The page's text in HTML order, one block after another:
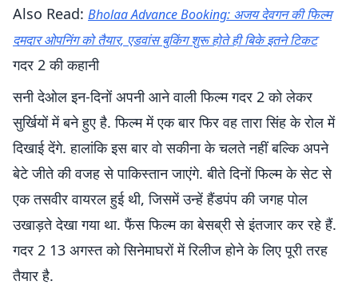
Also Read: Bholaa Advance Booking: अजय देवगन की फिल्म
दमदार ओपनिंग को तैयार, एडवांस बुकिंग शुरू होते ही बिके इतने टिकट
गदर 2 की कहानी
सनी देओल इन-दिनों अपनी आने वाली फिल्म गदर 2 को लेकर
सुर्खियों में बने हुए है. फिल्म में एक बार फिर वह तारा सिंह के रोल में
दिखाई देंगे. हालांकि इस बार वो सकीना के चलते नहीं बल्कि अपने
बेटे जीते की वजह से पाकिस्तान जाएंगे. बीते दिनों फिल्म के सेट से
एक तसवीर वायरल हुई थी, जिसमें उन्हें हैंडपंप की जगह पोल
उखाड़ते देखा गया था. फैंस फिल्म का बेसब्री से इंतजार कर रहे हैं.
गदर 2 13 अगस्त को सिनेमाघरों में रिलीज होने के लिए पूरी तरह
तैयार है.